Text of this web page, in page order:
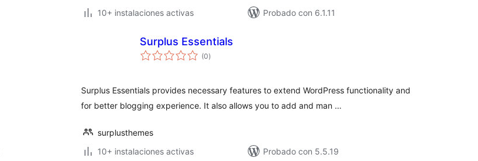
10+ instalaciones activas
Probado con 6.1.11
Surplus Essentials
(0valoraciones
en
)
Surplus Essentials provides necessary features to extend WordPress functionality and
for better blogging experience. It also allows you to add and man …
surplusthemes
10+ instalaciones activas
Probado con 5.5.19